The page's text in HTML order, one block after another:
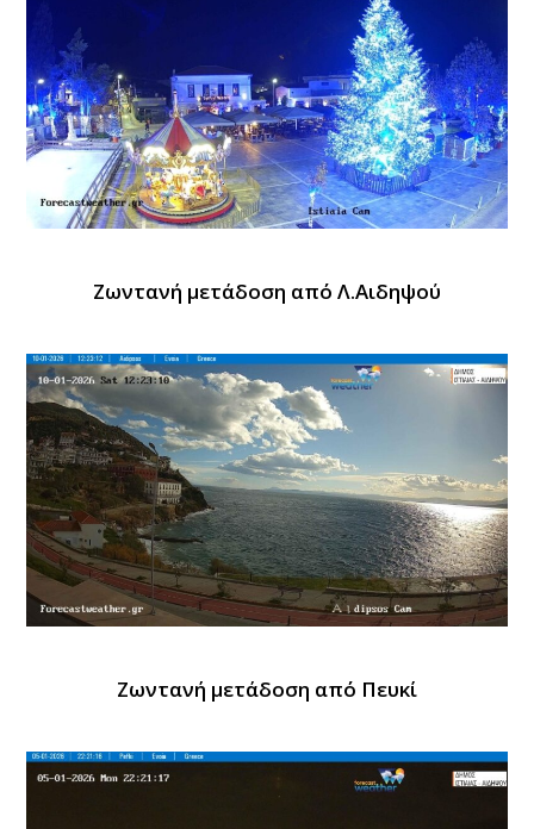
Ζωντανή μετάδοση από Λ.Αιδηψού
Ζωντανή μετάδοση από Πευκί